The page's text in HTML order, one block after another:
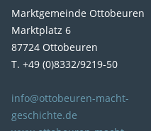
Marktgemeinde Ottobeuren
Marktplatz 6
87724 Ottobeuren
T. +49 (0)8332/9219-50
info@ottobeuren-macht-
geschichte.de